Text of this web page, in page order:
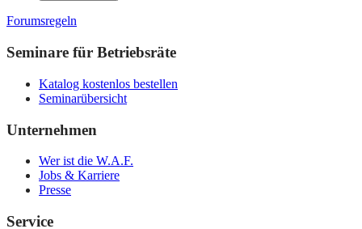
Forumsregeln
Seminare für Betriebsräte
Katalog kostenlos bestellen
Seminarübersicht
Unternehmen
Wer ist die W.A.F.
Jobs & Karriere
Presse
Service